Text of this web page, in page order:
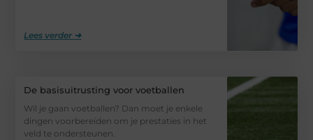
Lees verder ➜
De basisuitrusting voor voetballen
Wil je gaan voetballen? Dan moet je enkele
dingen voorbereiden om je prestaties in het
veld te ondersteunen.